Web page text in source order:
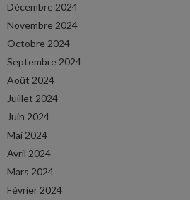
Décembre 2024
Novembre 2024
Octobre 2024
Septembre 2024
Août 2024
Juillet 2024
Juin 2024
Mai 2024
Avril 2024
Mars 2024
Février 2024